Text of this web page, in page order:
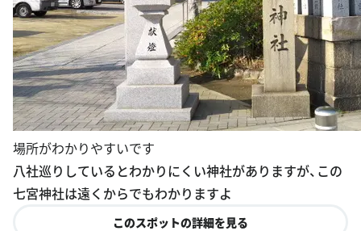
場所がわかりやすいです
八社巡りしているとわかりにくい神社がありますが、この
七宮神社は遠くからでもわかりますよ
このスポットの詳細を見る